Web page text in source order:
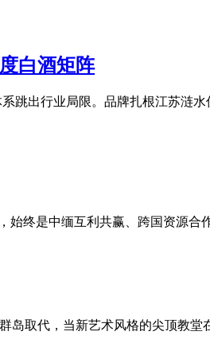
白酒矩阵
跳出行业局限。品牌扎根江苏涟
终是中缅互利共赢、跨国资源
取代，当新艺术风格的尖顶教